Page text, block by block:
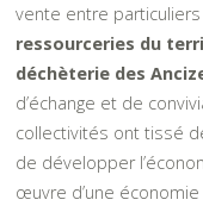
vente entre
ressourceries du
déchèterie des
d’échange et de
collectivités ont tissé
de développer
œuvre d’une